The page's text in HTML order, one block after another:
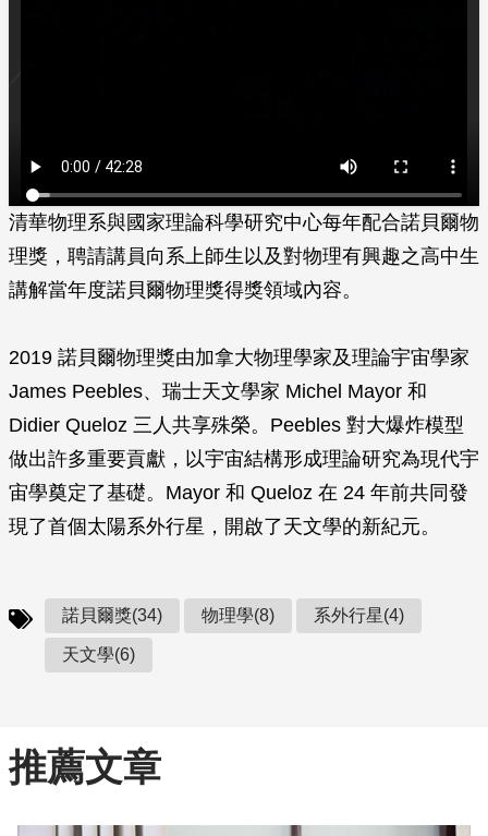
清華物理系與國家理論科學研究中心每年配合諾貝爾物
理獎，聘請講員向系上師生以及對物理有興趣之高中生
講解當年度諾貝爾物理獎得獎領域內容。
2019 諾貝爾物理獎由加拿大物理學家及理論宇宙學家
James Peebles、瑞士天文學家 Michel Mayor 和
Didier Queloz 三人共享殊榮。Peebles 對大爆炸模型
做出許多重要貢獻，以宇宙結構形成理論研究為現代宇
宙學奠定了基礎。Mayor 和 Queloz 在 24 年前共同發
現了首個太陽系外行星，開啟了天文學的新紀元。
諾貝爾獎(34) 物理學(8) 系外行星(4)
天文學(6)
推薦文章